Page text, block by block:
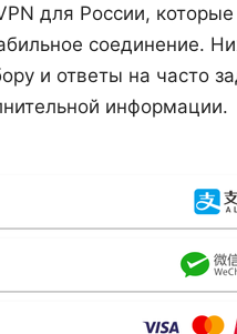
для России,
соединение.
и ответы на часто
информации.